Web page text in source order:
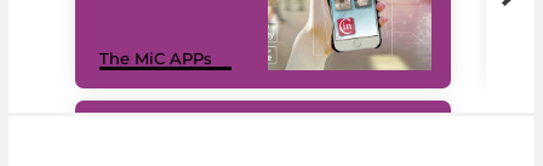
The MiC APPs